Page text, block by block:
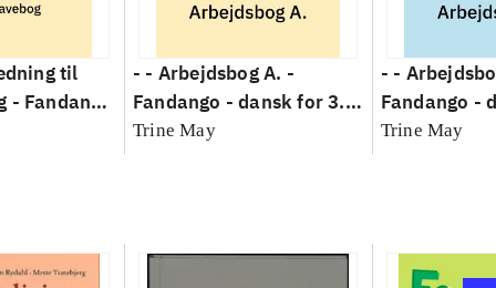
til
- Fandango
- - Arbejdsbog A. -
Fandango - dansk for 3.
klasse : grundbog. - -
Trine May
- -
Fandango -
klasse :
Trine May